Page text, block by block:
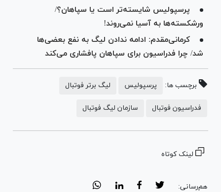
پرسپولیس شایسته‌تر است یا سپاهان؟/
ورشکسته‌ها به آسیا نمی‌روند!
کرمانی‌مقدم: ادامه ندادن لیگ به نفع بعضی‌ها
شد/ چرا فدراسیون برای سپاهان پافشاری می‌کند
برچسب ها: پرسپولیس لیگ برتر فوتبال
فدراسیون فوتبال سازمان لیگ فوتبال
لینک کوتاه
هم‌رسانی: